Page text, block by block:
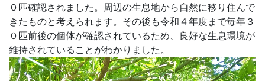
０匹確認されました。周辺の生息地から自然に移り住んで
きたものと考えられます。その後も令和４年度まで毎年３
０匹前後の個体が確認されているため、良好な生息環境が
維持されていることがわかりました。